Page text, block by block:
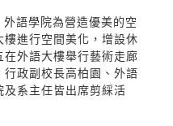
外語學院為營造優美的空
進行空間美化，增設休
外語大樓舉行藝術走廊
政副校長高柏園、外語
系主任皆出席剪綵活